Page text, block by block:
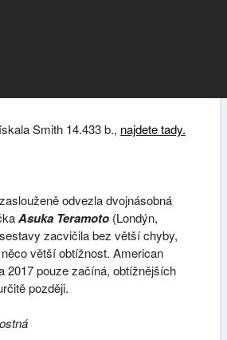
Smith 14.433 b., najdete tady.
odvezla dvojnásobná
Asuka Teramoto (Londýn,
zacvičila bez větší chyby,
větší obtížnost. American
2017 pouze začíná, obtížnějších
později.